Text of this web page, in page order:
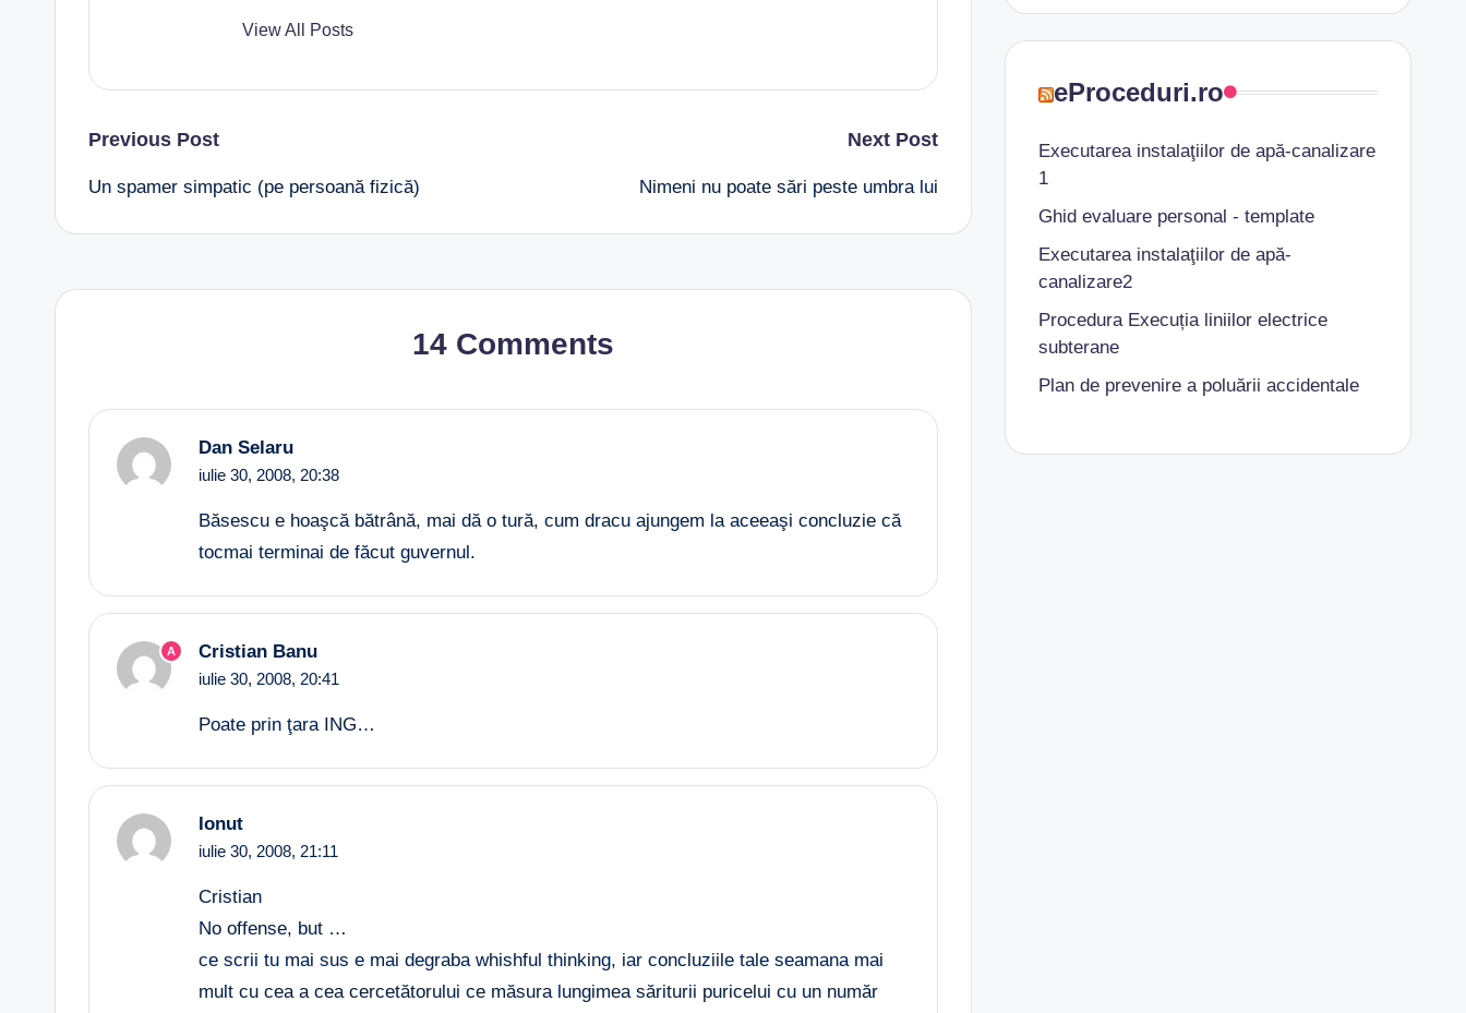
View All Posts
Post
navigation
Previous Post
Un spamer simpatic (pe persoană fizică)
Next Post
Nimeni nu poate sări peste umbra lui
14 Comments
Dan Selaru
iulie 30, 2008, 20:38
Băsescu e hoaşcă bătrână, mai dă o tură, cum dracu ajungem la aceeaşi concluzie că
tocmai terminai de făcut guvernul.
A Cristian Banu
iulie 30, 2008, 20:41
Poate prin ţara ING…
Ionut
iulie 30, 2008, 21:11
Cristian
No offense, but …
ce scrii tu mai sus e mai degraba whishful thinking, iar concluziile tale seamana mai
mult cu cea a cea cercetătorului ce măsura lungimea săriturii puricelui cu un număr
eProceduri.ro
Executarea instalaţiilor de apă-canalizare
1
Ghid evaluare personal - template
Executarea instalaţiilor de apă-
canalizare2
Procedura Execuția liniilor electrice
subterane
Plan de prevenire a poluării accidentale